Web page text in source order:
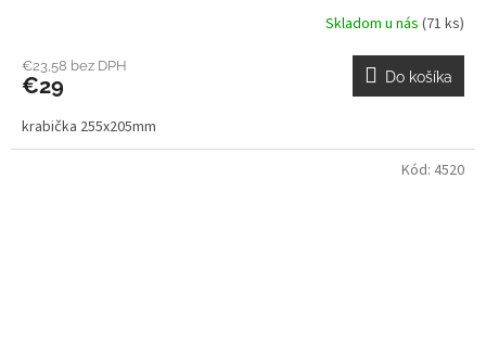
Skladom u nás (71 ks)
€23,58 bez DPH
€29 Do košíka
krabička 255x205mm
Kód: 4520